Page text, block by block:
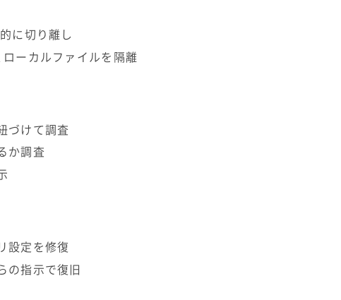
に切り離し
ーカルファイルを隔離
づけて調査
か調査
設定を修復
の指示で復旧